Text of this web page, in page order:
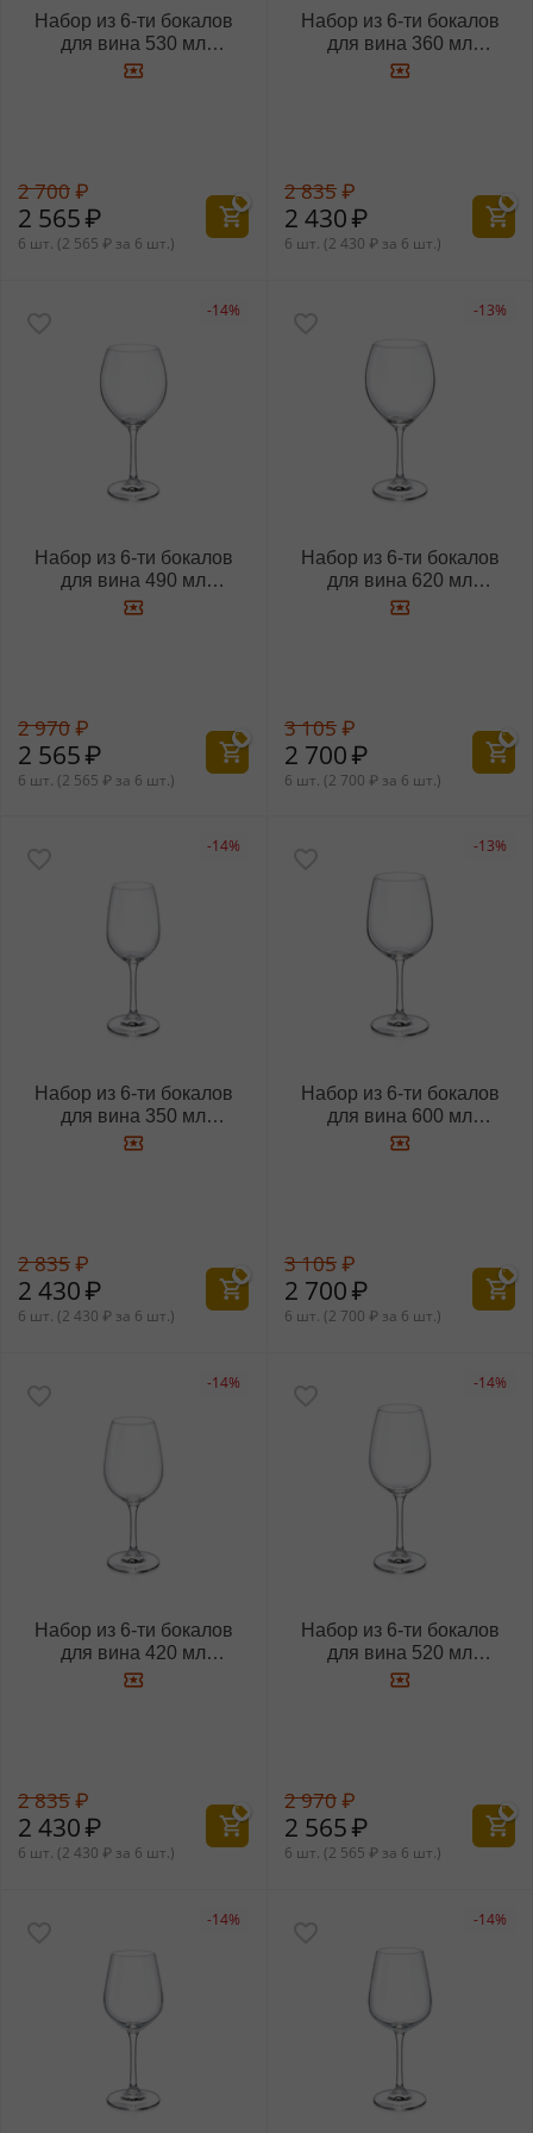
Набор из 6-ти бокалов
для вина 530 мл
WL‑888008/6A
2 700₽
2 565₽
6 шт. (2 565 ₽ за 6 шт.)
Набор из 6-ти бокалов
для вина 360 мл
WL‑888009/6A
2 835₽
2 430₽
6 шт. (2 430 ₽ за 6 шт.)
-14%
Набор из 6-ти бокалов
для вина 490 мл
WL‑888010/6A
2 970₽
2 565₽
6 шт. (2 565 ₽ за 6 шт.)
-13%
Набор из 6-ти бокалов
для вина 620 мл
WL‑888011/6A
3 105₽
2 700₽
6 шт. (2 700 ₽ за 6 шт.)
-14%
Набор из 6-ти бокалов
для вина 350 мл
WL‑888012/6A
2 835₽
2 430₽
6 шт. (2 430 ₽ за 6 шт.)
-13%
Набор из 6-ти бокалов
для вина 600 мл
WL‑888014/6A
3 105₽
2 700₽
6 шт. (2 700 ₽ за 6 шт.)
-14%
Набор из 6-ти бокалов
для вина 420 мл
WL‑888015/6A
2 835₽
2 430₽
6 шт. (2 430 ₽ за 6 шт.)
-14%
Набор из 6-ти бокалов
для вина 520 мл
WL‑888016/6A
2 970₽
2 565₽
6 шт. (2 565 ₽ за 6 шт.)
-14% -14%